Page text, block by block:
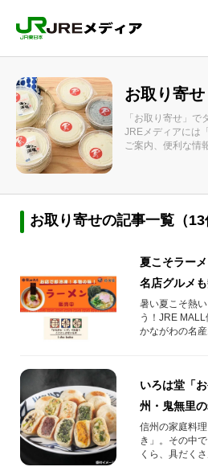
お取り寄せ
「お取り寄せ」で
JREメディアには
ご案内、便利な情
お取り寄せの記事一覧（13
夏こそラー
名店グルメ
プ開催でお
暑い夏こそ熱
う！JRE
かながわの名産
いろは堂「
州・鬼無里
信州の家庭料
き」。その中
くら、具だくさ